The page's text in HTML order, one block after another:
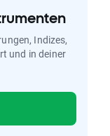
Indizes,
und in deiner